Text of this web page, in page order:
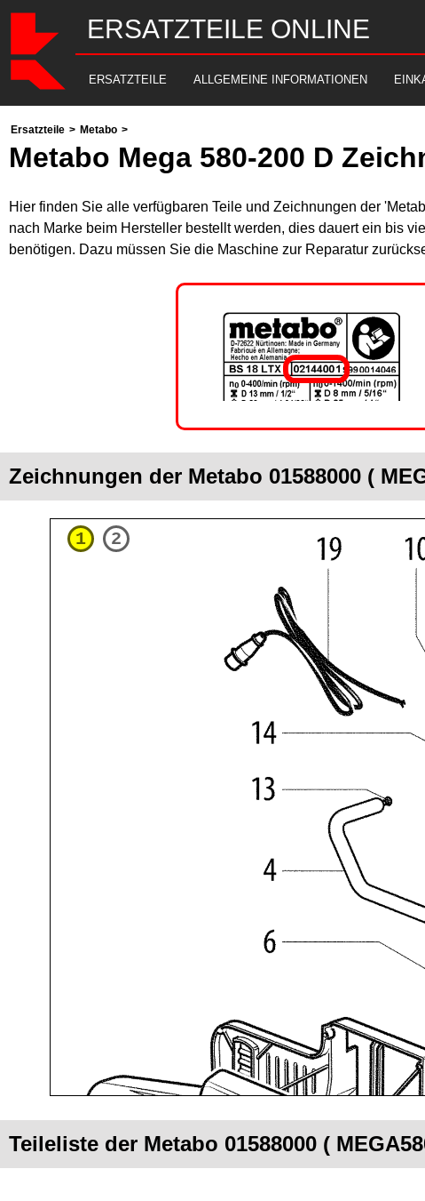
ERSATZTEILE ONLINE
ERSATZTEILE ALLGEMEINE INFORMATIONEN
Ersatzteile > Metabo >
Metabo Mega 580-200 D
Hier finden Sie alle verfügbaren Teile und Zeichnungen der
nach Marke beim Hersteller bestellt werden, dies dauert ein bis
benötigen. Dazu müssen Sie die Maschine zur Reparatur
Zeichnungen der Metabo 01588000 (
1 2
Teileliste der Metabo 01588000 (